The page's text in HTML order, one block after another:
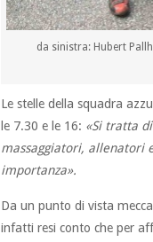
da sinistra: Hubert
Le stelle della squadra
le 7.30 e le 16: «Si tratta
massaggiatori, allenatori
importanza».
Da un punto di vista
infatti resi conto che per